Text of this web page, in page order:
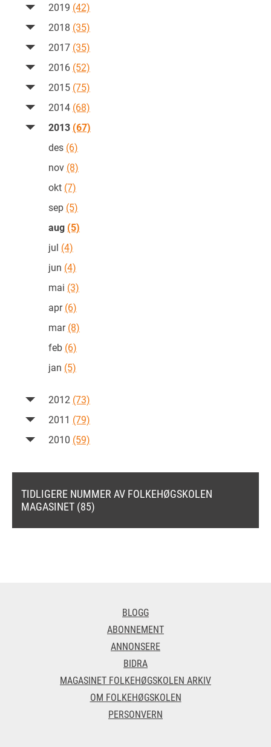
2019 (42)
2018 (35)
2017 (35)
2016 (52)
2015 (75)
2014 (68)
2013 (67)
des (6)
nov (8)
okt (7)
sep (5)
aug (5)
jul (4)
jun (4)
mai (3)
apr(6)
mar(8)
feb (6)
jan (5)
2012 (73)
2011 (79)
2010 (59)
TIDLIGERE NUMMER AV FOLKEHØGSKOLEN
MAGASINET (85)
BLOGG
ABONNEMENT
ANNONSERE
BIDRA
MAGASINET FOLKEHØGSKOLEN ARKIV
OM FOLKEHØGSKOLEN
PERSONVERN